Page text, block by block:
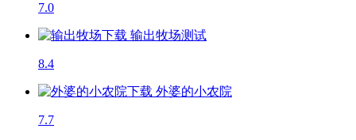
7.0
输出牧场测试
8.4
外婆的小农院
7.7